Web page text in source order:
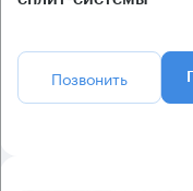
Позвонить